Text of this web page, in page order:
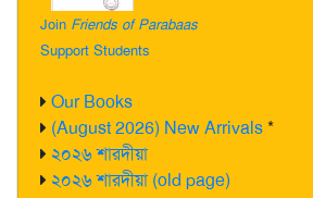
Join Friends of Parabaas
Support Students
Our Books
(August 2026) New Arrivals*
২০২৬ শারদীয়া
২০২৬ শারদীয়া (old page)